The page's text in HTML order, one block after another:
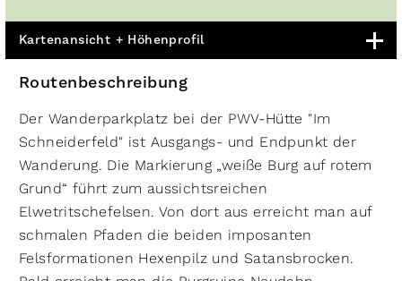
Kartenansicht + Höhenprofil
Routenbeschreibung
Der Wanderparkplatz bei der PWV-Hütte "Im
Schneiderfeld" ist Ausgangs- und Endpunkt der
Wanderung. Die Markierung „weiße Burg auf rotem
Grund“ führt zum aussichtsreichen
Elwetritschefelsen. Von dort aus erreicht man auf
schmalen Pfaden die beiden imposanten
Felsformationen Hexenpilz und Satansbrocken.